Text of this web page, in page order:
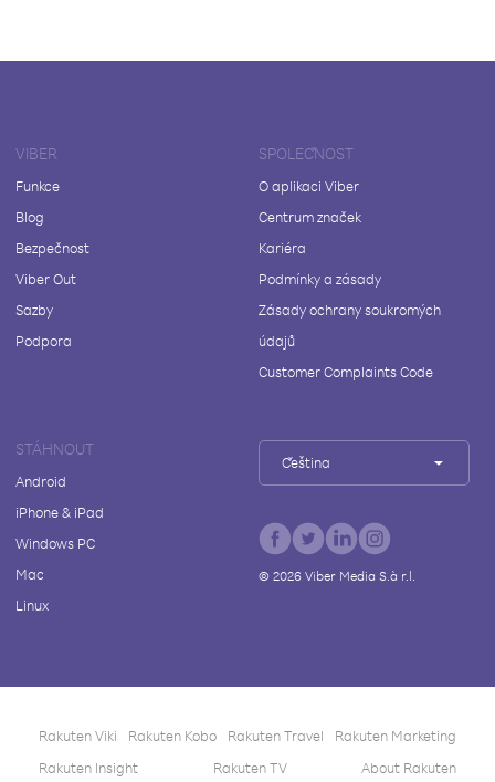
VIBER
Funkce
Blog
Bezpečnost
Viber Out
Sazby
Podpora
SPOLEČNOST
O aplikaci Viber
Centrum značek
Kariéra
Podmínky a zásady
Zásady ochrany soukromých
údajů
Customer Complaints Code
STÁHNOUT
Android
iPhone & iPad
Windows PC
Mac
Linux
Čeština
© 2026Viber Media S.à r.l.
Rakuten Viki Rakuten Kobo Rakuten Travel
Rakuten Marketing
Rakuten Insight
Rakuten TV About Rakuten